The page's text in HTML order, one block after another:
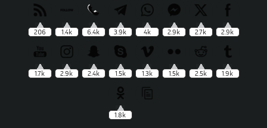
206 1.4k 6.4k 3.9k 4k 2.9k 2.7k 2.9k
1.7k 2.9k 2.4k 1.5k 1.3k 1.5k 2.5k 1.9k
1.8k